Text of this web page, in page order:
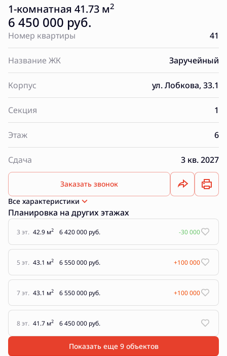
1-комнатная 41.73 м2
6 450 000 руб.
Номер квартиры 41
Название ЖК Заручейный
Корпус ул. Лобкова, 33.1
Секция 1
Этаж 6
Сдача 3 кв. 2027
Заказать звонок
Все характеристики
Планировка на других этажах
3 эт. 42.9 м2 6 420 000 руб. -30 000
5 эт. 43.1 м2 6 550 000 руб. +100 000
7 эт. 43.1 м2 6 550 000 руб. +100 000
8 эт. 41.7 м2 6 450 000 руб.
Показать еще 9 объектов